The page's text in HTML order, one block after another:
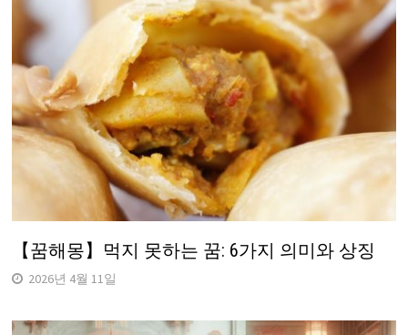
【꿈해몽】먹지 못하는 꿈: 6가지 의미와 상징
2026년 4월 11일